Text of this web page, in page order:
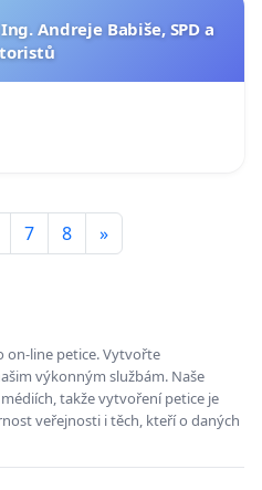
Andreje Babiše, SPD a
7 8 »
on-line petice. Vytvořte
výkonným službám. Naše
takže vytvoření petice je
veřejnosti i těch, kteří o daných